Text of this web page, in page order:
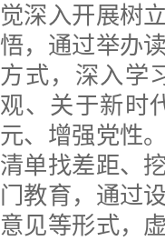
觉深入开展树
悟，通过举办
方式，深入学
观、关于新时
元、增强党性
清单找差距、
门教育，通过
意见等形式，